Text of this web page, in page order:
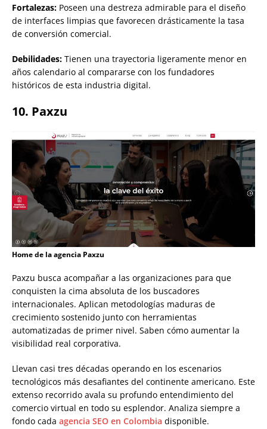
Fortalezas: Poseen una destreza admirable para el diseño
de interfaces limpias que favorecen drásticamente la tasa
de conversión comercial.
Debilidades: Tienen una trayectoria ligeramente menor en
años calendario al compararse con los fundadores
históricos de esta industria digital.
10. Paxzu
Home de la agencia Paxzu
Paxzu busca acompañar a las organizaciones para que
conquisten la cima absoluta de los buscadores
internacionales. Aplican metodologías maduras de
crecimiento sostenido junto con herramientas
automatizadas de primer nivel. Saben cómo aumentar la
visibilidad real corporativa.
Llevan casi tres décadas operando en los escenarios
tecnológicos más desafiantes del continente americano. Este
extenso recorrido avala su profundo entendimiento del
comercio virtual en todo su esplendor. Analiza siempre a
fondo cada agencia SEO en Colombia disponible.